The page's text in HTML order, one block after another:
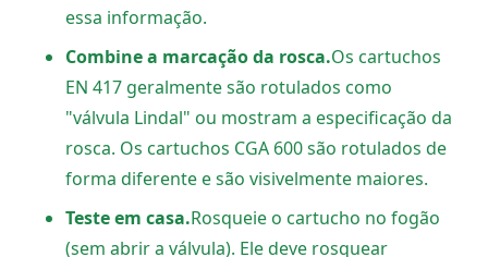
essa informação.
Combine a marcação da rosca.Os cartuchos
EN 417 geralmente são rotulados como
"válvula Lindal" ou mostram a especificação da
rosca. Os cartuchos CGA 600 são rotulados de
forma diferente e são visivelmente maiores.
Teste em casa.Rosqueie o cartucho no fogão
(sem abrir a válvula). Ele deve rosquear